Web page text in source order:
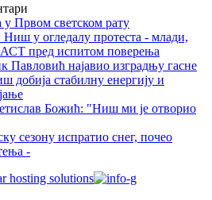
у Првом светском рату
Ниш у огледалу протеста - млади,
пред испитом поверења
Павловић најавио изградњу гасне
добија стабилну енергију и
Божић: "Ниш ми је отворио
сезону испратио снег, почео
-